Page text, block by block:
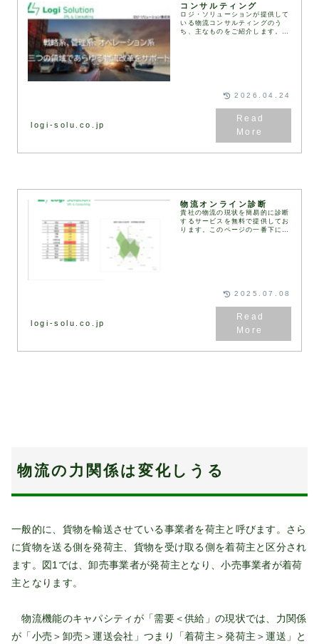
コンサルティング
ロジ・ソリューションが提供して
いる物流コンサルティングのう
ち、主なものをご紹介します。お
logi-solu.co.jp
2026.04.24
物流オンライン診断
貴社の物流の現状を簡易的に診断
するサービスを無料で提供してお
ります。このページの一番下にあ
logi-solu.co.jp
2025.07.08
物流の力関係は変化しうる
一般的に、貨物を輸送させている事業者を荷主と呼びます。さら
に貨物を送る側を発荷主、貨物を受け取る側を着荷主と区分され
ます。図1では、卸売事業者が発荷主となり、小売事業者が着荷
主となります。
物流機能のキャパシティが「需要＜供給」の現状では、力関係
が「小売＞卸売＞運送会社」つまり「着荷主＞発荷主＞運送」と